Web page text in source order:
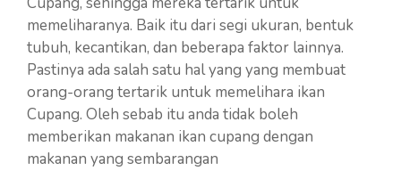
memeliharanya. Baik itu dari segi ukuran, bentuk
tubuh, kecantikan, dan beberapa faktor lainnya.
Pastinya ada salah satu hal yang yang membuat
orang-orang tertarik untuk memelihara ikan
Cupang. Oleh sebab itu anda tidak boleh
memberikan makanan ikan cupang dengan
makanan yang sembarangan